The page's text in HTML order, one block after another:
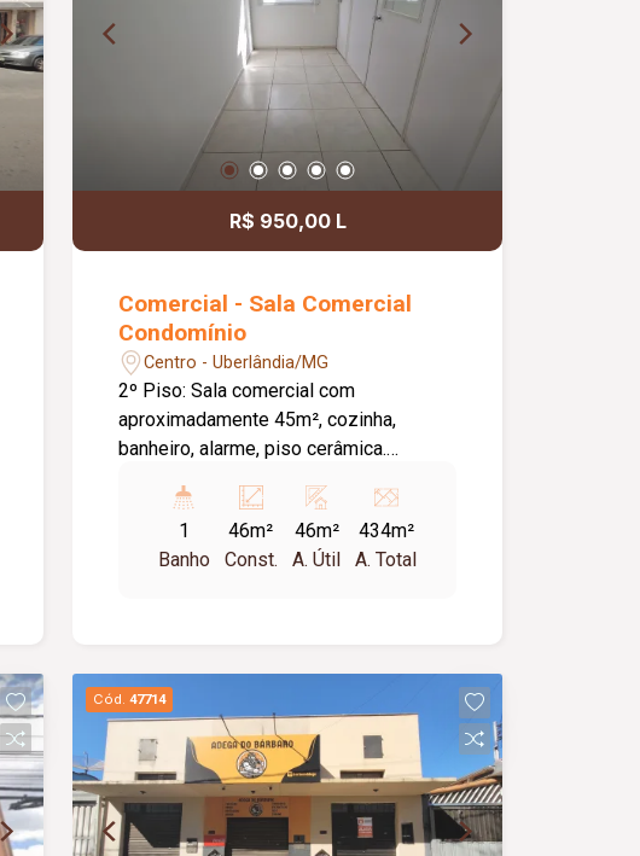
R$ 950,00 L
Comercial - Sala Comercial
Condomínio
Centro - Uberlândia/MG
2º Piso: Sala comercial com
aproximadamente 45m², cozinha,
banheiro, alarme, piso cerâmica.
TAXA DE MUDANÇA ENTRADA VALOR
DE 1 CONDOMINIO
1
Banho
46m²
Const.
46m²
A. Útil
434m²
A. Total
Cód. 47714